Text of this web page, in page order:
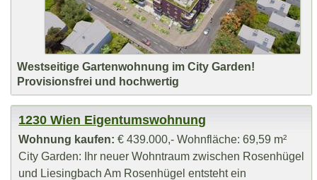
Westseitige Gartenwohnung im City Garden!
Provisionsfrei und hochwertig
1230 Wien Eigentumswohnung
Wohnung kaufen: € 439.000,- Wohnfläche: 69,59 m²
City Garden: Ihr neuer Wohntraum zwischen Rosenhügel
und Liesingbach Am Rosenhügel entsteht ein